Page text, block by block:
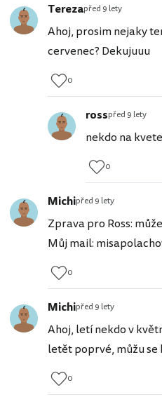
Terezapřed 9 lety
Ahoj, prosim nejaky
cervenec? Dekujuuu
0
rosspřed 9 lety
nekdo na
0
Michipřed 9 lety
Zprava pro Ross:
Můj mail:
0
Michipřed 9 lety
Ahoj, letí nekdo v
letět poprvé, můžu
0